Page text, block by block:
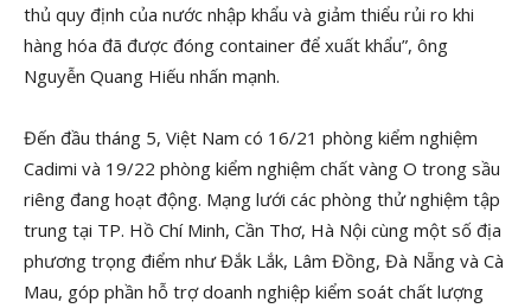
thủ quy định của nước nhập khẩu và giảm thiểu rủi ro khi
hàng hóa đã được đóng container để xuất khẩu”, ông
Nguyễn Quang Hiếu nhấn mạnh.
Đến đầu tháng 5, Việt Nam có 16/21 phòng kiểm nghiệm
Cadimi và 19/22 phòng kiểm nghiệm chất vàng O trong sầu
riêng đang hoạt động. Mạng lưới các phòng thử nghiệm tập
trung tại TP. Hồ Chí Minh, Cần Thơ, Hà Nội cùng một số địa
phương trọng điểm như Đắk Lắk, Lâm Đồng, Đà Nẵng và Cà
Mau, góp phần hỗ trợ doanh nghiệp kiểm soát chất lượng